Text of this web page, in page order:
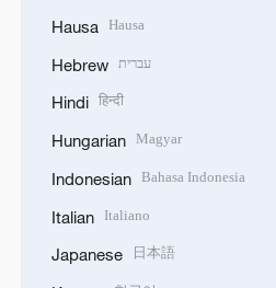
Hausa Hausa
Hebrew עברית
Hindi हिन्दी
Hungarian Magyar
Indonesian Bahasa Indonesia
Italian Italiano
Japanese 日本語